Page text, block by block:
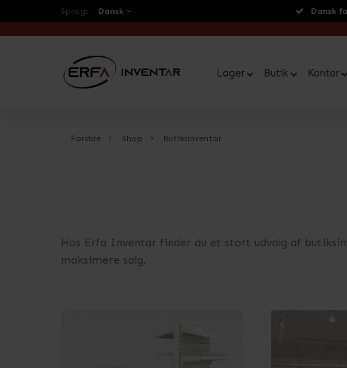
Sprog: Dansk Dansk
Lager Butik Kontor
Forside Shop Butiksinventar
Hos Erfa Inventar finder du et stort udvalg af
maksimere salg.